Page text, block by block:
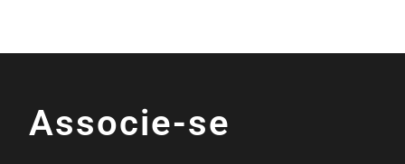
Associe-se